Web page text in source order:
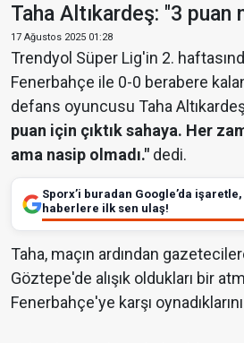
Taha Altıkardeş: "3 puan
17 Ağustos 2025 01:28
Trendyol Süper Lig'in 2.
Fenerbahçe ile 0-0 berabere
defans oyuncusu Taha
puan için çıktık sahaya. Her
ama nasip olmadı." dedi.
Sporx’i buradan Google’da işaretle,
haberlere ilk sen ulaş!
Taha, maçın ardından
Göztepe'de alışık oldukları bir
Fenerbahçe'ye karşı